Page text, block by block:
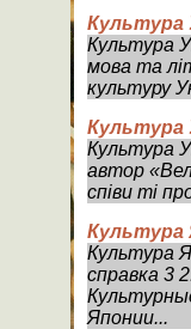
Культура
Культура
мова та
культуру
Культура
Культура
автор
співи ті
Культура
Культура
справка 3
Японии...